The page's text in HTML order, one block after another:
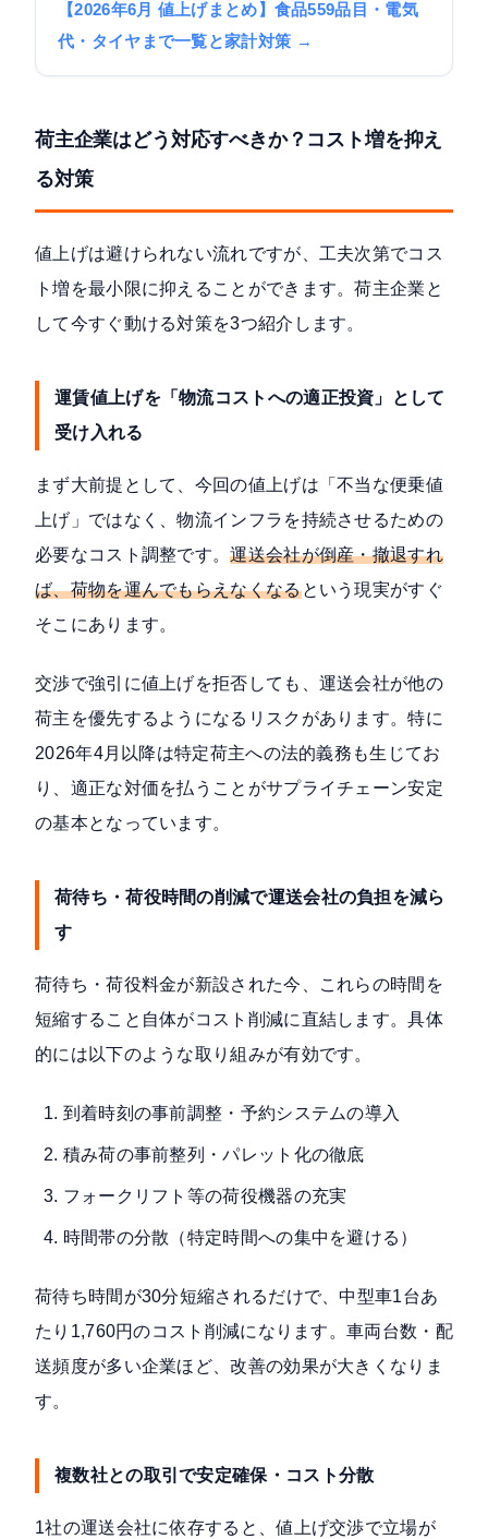
【2026年6月 値上げまとめ】食品559品目・電気
代・タイヤまで一覧と家計対策 →
荷主企業はどう対応すべきか？コスト増を抑え
る対策
値上げは避けられない流れですが、工夫次第でコス
ト増を最小限に抑えることができます。荷主企業と
して今すぐ動ける対策を3つ紹介します。
運賃値上げを「物流コストへの適正投資」として
受け入れる
まず大前提として、今回の値上げは「不当な便乗値
上げ」ではなく、物流インフラを持続させるための
必要なコスト調整です。運送会社が倒産・撤退すれ
ば、荷物を運んでもらえなくなるという現実がすぐ
そこにあります。
交渉で強引に値上げを拒否しても、運送会社が他の
荷主を優先するようになるリスクがあります。特に
2026年4月以降は特定荷主への法的義務も生じてお
り、適正な対価を払うことがサプライチェーン安定
の基本となっています。
荷待ち・荷役時間の削減で運送会社の負担を減ら
す
荷待ち・荷役料金が新設された今、これらの時間を
短縮すること自体がコスト削減に直結します。具体
的には以下のような取り組みが有効です。
到着時刻の事前調整・予約システムの導入
積み荷の事前整列・パレット化の徹底
フォークリフト等の荷役機器の充実
時間帯の分散（特定時間への集中を避ける）
荷待ち時間が30分短縮されるだけで、中型車1台あ
たり1,760円のコスト削減になります。車両台数・配
送頻度が多い企業ほど、改善の効果が大きくなりま
す。
複数社との取引で安定確保・コスト分散
1社の運送会社に依存すると、値上げ交渉で立場が